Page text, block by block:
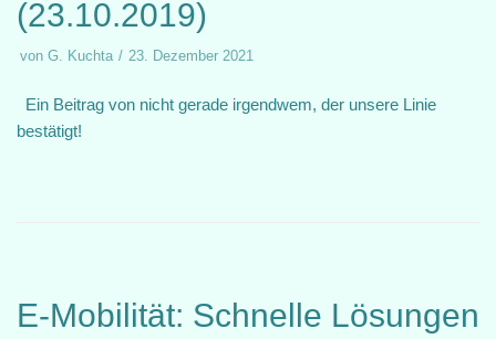
(23.10.2019)
von G. Kuchta 23. Dezember 2021
Ein Beitrag von nicht gerade irgendwem, der unsere Linie
bestätigt!
E-Mobilität: Schnelle Lösungen